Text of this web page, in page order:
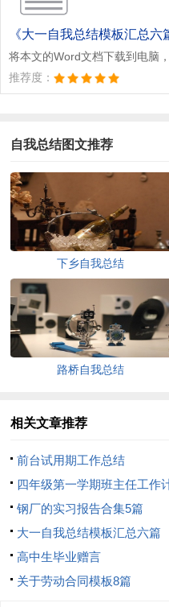
《大一自我总结模板汇总六
将本文的Word文档下载到电脑
推荐度：
自我总结图文推荐
下乡自我总结
路桥自我总结
相关文章推荐
前台试用期工作总结
四年级第一学期班主任工作
划钢厂的实习报告合集5篇
大一自我总结模板汇总六篇
高中生毕业赠言
关于劳动合同模板8篇